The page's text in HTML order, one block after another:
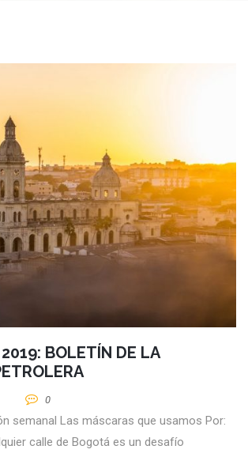
BOLETÍN DE LA
0
semanal Las máscaras que usamos Por:
calle de Bogotá es un desafío